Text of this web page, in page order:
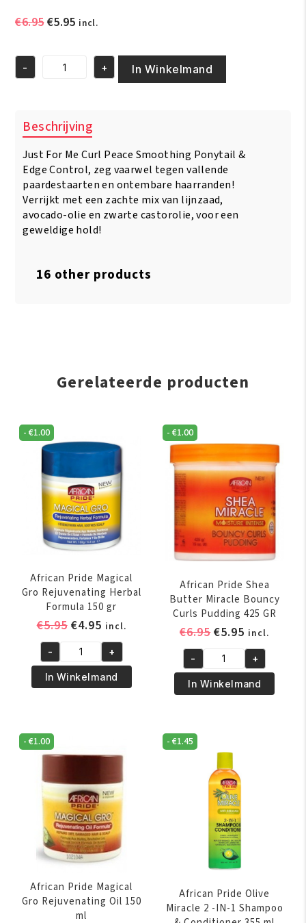
€6.95Oorspronkelijke
€6.95.
€5.95Huidige
€5.95.
incl.
Just
Peace
Smoothing
Ponytail
Edge
Control
5.5oz/160gr
- + In Winkelmand
Beschrijving
Just For Me Curl Peace Smoothing Ponytail &
Edge Control, zeg vaarwel tegen vallende
paardestaarten en ontembare haarranden!
Verrijkt met een zachte mix van lijnzaad,
avocado-olie en zwarte castorolie, voor een
geweldige hold!
16 other products
Gerelateerde producten
-€1.00
African Pride Magical
Gro Rejuvenating Herbal
Formula 150 gr
€5.95 Oorspronkelijke
was:
€5.95.
€4.95Huidige
prijs
is:
€4.95.
incl.
African
Pride
Magical
Herbal
Formula
150
gr
aantal
- +
In Winkelmand
-€1.00
African Pride Shea
Butter Miracle Bouncy
Curls Pudding 425 GR
€6.95
was:
€6.95.
€5.95 Huidige
prijs
is:
€5.95.
incl.
African
Pride
Shea
Miracle
Bouncy
Pudding
aantal
- +
In Winkelmand
-€1.00
African Pride Magical
Gro Rejuvenating Oil 150
ml
-€1.45
African Pride Olive
Miracle 2 -IN-1 Shampoo